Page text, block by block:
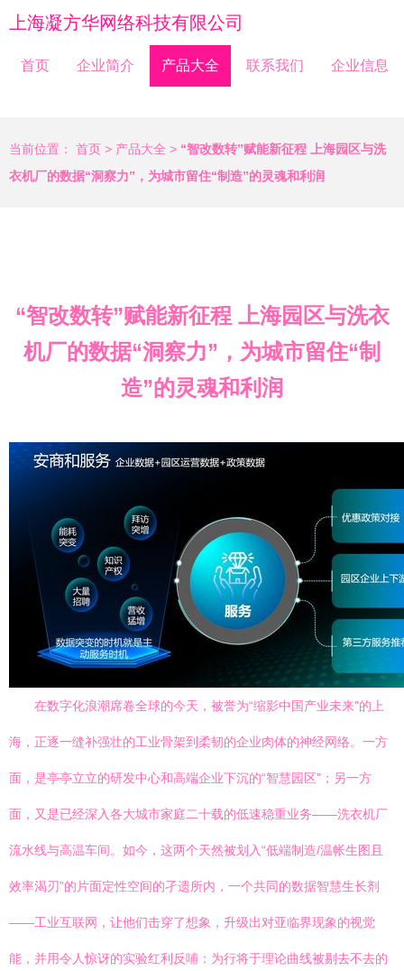
上海凝方华网络科技有限公司
首页 企业简介 产品大全 联系我们 企业信息
当前位置： 首页 > 产品大全 > “智改数转”赋能新征程 上海园区与洗
衣机厂的数据“洞察力”，为城市留住“制造”的灵魂和利润
“智改数转”赋能新征程 上海园区与洗衣
机厂的数据“洞察力”，为城市留住“制
造”的灵魂和利润
在数字化浪潮席卷全球的今天，被誉为“缩影中国产业未来”的上
海，正逐一缝补强壮的工业骨架到柔韧的企业肉体的神经网络。一方
面，是亭亭立立的研发中心和高端企业下沉的“智慧园区”；另一方
面，又是已经深入各大城市家庭二十载的低速稳重业务——洗衣机厂
流水线与高温车间。如今，这两个天然被划入“低端制造/温帐生图且
效率渴刃”的片面定性空间的孑遗所内，一个共同的数据智慧生长剂
——工业互联网，让他们击穿了想象，升级出对亚临界现象的视觉
能，并用令人惊讶的实验红利反哺：为行将于理论曲线被剔去不去的